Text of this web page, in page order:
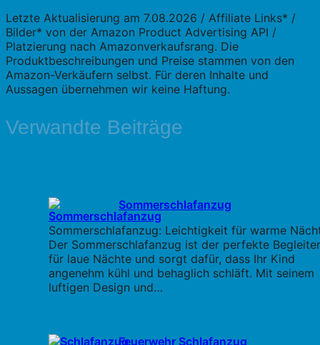
Letzte Aktualisierung am 7.08.2026 / Affiliate Links* /
Bilder* von der Amazon Product Advertising API /
Platzierung nach Amazonverkaufsrang. Die
Produktbeschreibungen und Preise stammen von den
Amazon-Verkäufern selbst. Für deren Inhalte und
Aussagen übernehmen wir keine Haftung.
Verwandte Beiträge
Sommerschlafanzug
Sommerschlafanzug: Leichtigkeit für warme
Der Sommerschlafanzug ist der perfekte Begleiter
für laue Nächte und sorgt dafür, dass Ihr Kind
angenehm kühl und behaglich schläft. Mit seinem
luftigen Design und…
Feuerwehr Schlafanzug